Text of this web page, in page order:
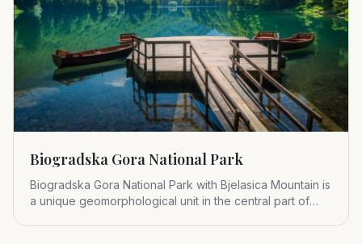
Biogradska Gora National Park
Biogradska Gora National Park with Bjelasica Mountain is
a unique geomorphological unit in the central part of